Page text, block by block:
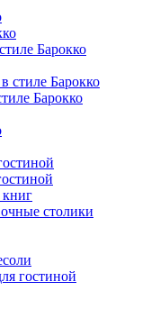
Барокко
стиле Барокко
Барокко
столики
гостиной